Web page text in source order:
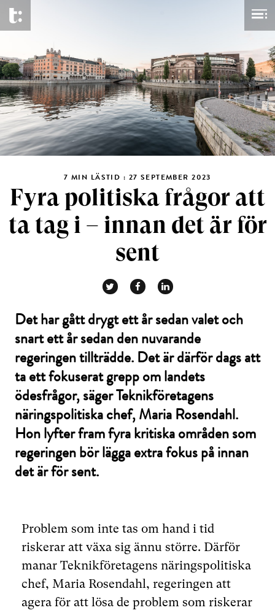
7 MIN LÄSTID : 27 SEPTEMBER 2023
Fyra politiska frågor att
ta tag i – innan det är för
sent
Det har gått drygt ett år sedan valet och
snart ett år sedan den nuvarande
regeringen tillträdde. Det är därför dags att
ta ett fokuserat grepp om landets
ödesfrågor, säger Teknikföretagens
näringspolitiska chef, Maria Rosendahl.
Hon lyfter fram fyra kritiska områden som
regeringen bör lägga extra fokus på innan
det är för sent.
Problem som inte tas om hand i tid
riskerar att växa sig ännu större. Därför
manar Teknikföretagens näringspolitiska
chef, Maria Rosendahl, regeringen att
agera för att lösa de problem som riskerar